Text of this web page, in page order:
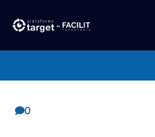
Facilit
0